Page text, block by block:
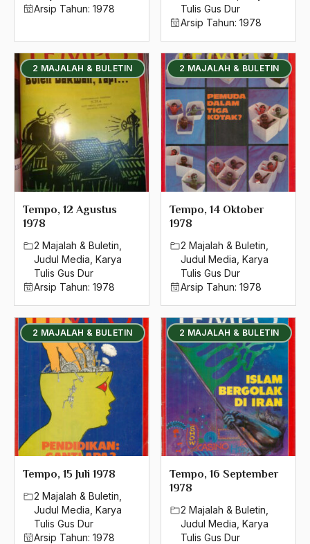
Arsip Tahun: 1978
Tulis Gus Dur
Arsip Tahun: 1978
2 MAJALAH & BULETIN
Tempo, 12 Agustus
1978
2 Majalah & Buletin
Judul Media Karya
Tulis Gus Dur
Arsip Tahun: 1978
2 MAJALAH & BULETIN
Tempo, 14 Oktober
1978
2 Majalah & Buletin
Judul Media Karya
Tulis Gus Dur
Arsip Tahun: 1978
2 MAJALAH & BULETIN
Tempo, 15 Juli 1978
2 Majalah & Buletin
Judul Media Karya
Tulis Gus Dur
Arsip Tahun: 1978
2 MAJALAH & BULETIN
Tempo, 16 September
1978
2 Majalah & Buletin
Judul Media Karya
Tulis Gus Dur
2016
2014
2013
2012
2011
2010
2009
2008
2007
2006
2005
2004
2003
2002
2001
2000
1999
1998
1997
1996
Aal Usul Teroris
Abad Modern
Abd. Moqsith Ghazali
Abdi Masyarakat
abdul wahid hasyim
Abdullah Badawi
Abdullah Sungkar
Abdullah Syafi'i
Abdurrahman Addakhil
abdurrahman wahid
Aboulhasan Bani Sadr
Abu AMrin Ibnu Alla'
Abu Bakar Ba’asyir
Abu Hanifah
abu jihad
Abu Sangkan
Abu Zayd
Aceh